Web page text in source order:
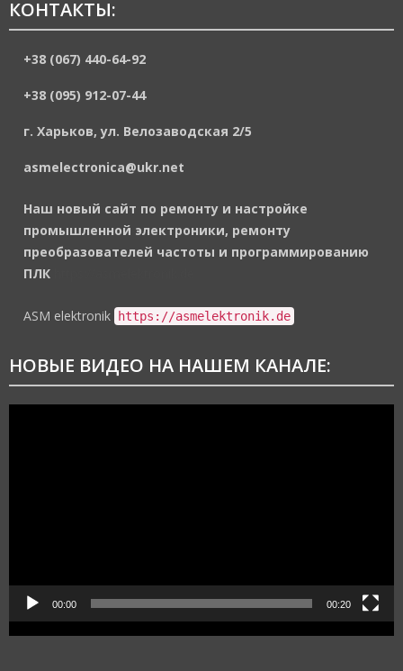
КОНТАКТЫ:
+38 (067) 440-64-92
+38 (095) 912-07-44
г. Харьков, ул. Велозаводская 2/5
asmelectronica@ukr.net
Наш новый сайт по ремонту и настройке
промышленной электроники, ремонту
преобразователей частоты и программированию
ПЛК
ASM elektronik https://asmelektronik.de
НОВЫЕ ВИДЕО НА НАШЕМ КАНАЛЕ:
00:00 00:20